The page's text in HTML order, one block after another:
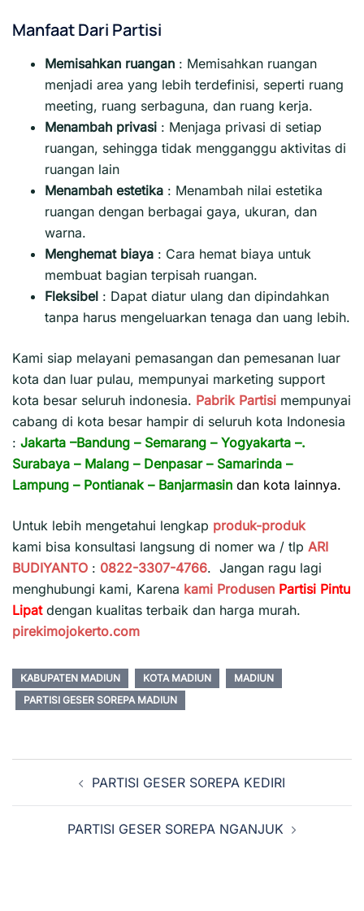
Manfaat Dari Partisi
Memisahkan ruangan : Memisahkan ruangan
menjadi area yang lebih terdefinisi, seperti ruang
meeting, ruang serbaguna, dan ruang kerja.
Menambah privasi : Menjaga privasi di setiap
ruangan, sehingga tidak mengganggu aktivitas di
ruangan lain
Menambah estetika : Menambah nilai estetika
ruangan dengan berbagai gaya, ukuran, dan
warna.
Menghemat biaya : Cara hemat biaya untuk
membuat bagian terpisah ruangan.
Fleksibel : Dapat diatur ulang dan dipindahkan
tanpa harus mengeluarkan tenaga dan uang lebih.
Kami siap melayani pemasangan dan pemesanan luar
kota dan luar pulau, mempunyai marketing support
kota besar seluruh indonesia. Pabrik Partisi mempunyai
cabang di kota besar hampir di seluruh kota Indonesia
: Jakarta –Bandung – Semarang – Yogyakarta –.
Surabaya – Malang – Denpasar– Samarinda –
Lampung – Pontianak– Banjarmasin dan kota lainnya.
Untuk lebih mengetahui lengkap produk-produk
kami bisa konsultasi langsung di nomer wa / tlp ARI
BUDIYANTO : 0822-3307-4766. Jangan ragu lagi
menghubungi kami, Karena kami Produsen Partisi Pintu
Lipat dengan kualitas terbaik dan harga murah.
pirekimojokerto.com
KABUPATEN MADIUN KOTA MADIUN
MADIUN
PARTISI GESER SOREPA MADIUN
PARTISI GESER SOREPA KEDIRI
PARTISI GESER SOREPA NGANJUK